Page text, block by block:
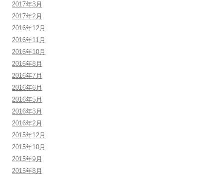
2017年3月
2017年2月
2016年12月
2016年11月
2016年10月
2016年8月
2016年7月
2016年6月
2016年5月
2016年3月
2016年2月
2015年12月
2015年10月
2015年9月
2015年8月